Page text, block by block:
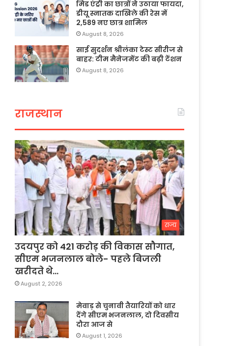
मिड एंट्री का छात्रों ने उठाया फायदा,
डीयू स्नातक दाखिले की रेस में
2,589 नए छात्र शामिल
August 8, 2026
साई सुदर्शन श्रीलंका टेस्ट सीरीज से
बाहर: टीम मैनेजमेंट की बढ़ी टेंशन
August 8, 2026
राजस्थान
राज्य
उदयपुर को 421 करोड़ की विकास सौगात,
सीएम भजनलाल बोले- पहले बिजली
खरीदते थे…
August 2, 2026
मेवाड़ से चुनावी तैयारियों को धार
देंगे सीएम भजनलाल, दो दिवसीय
दौरा आज से
August 1, 2026